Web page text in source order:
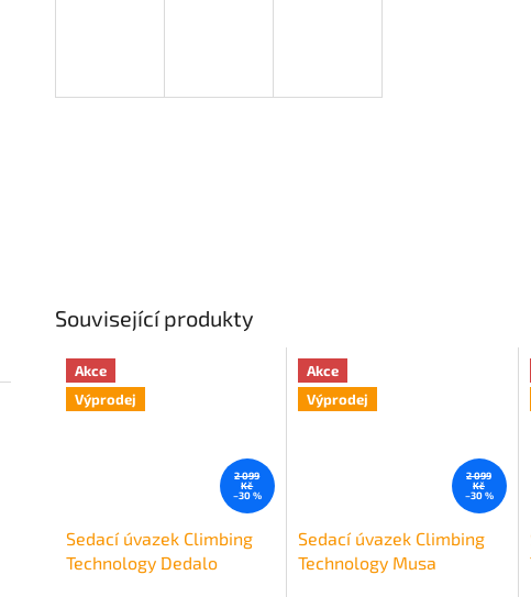
Související produkty
Akce
Výprodej
2 099
Kč
–30 %
Sedací úvazek Climbing
Technology Dedalo
Akce
Výprodej
2 099
Kč
–30 %
Sedací úvazek Climbing
Technology Musa